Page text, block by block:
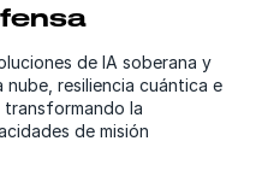
de IA soberana y
resiliencia cuántica e
la
de misión